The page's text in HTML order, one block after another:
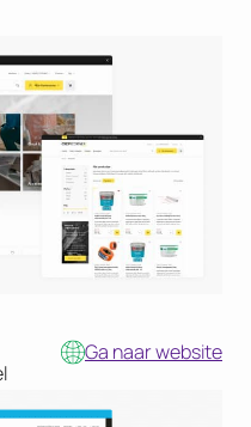
Ga naar website